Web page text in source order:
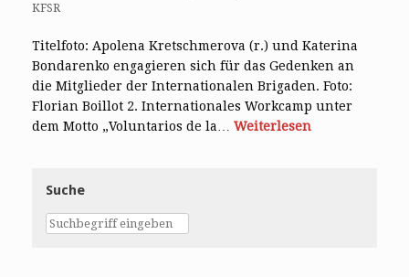
KFSR
Titelfoto: Apolena Kretschmerova (r.) und Katerina
Bondarenko engagieren sich für das Gedenken an
die Mitglieder der Internationalen Brigaden. Foto:
Florian Boillot 2. Internationales Workcamp unter
dem Motto „Voluntarios de la… Weiterlesen
Suche